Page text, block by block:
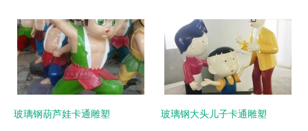
玻璃钢葫芦娃卡通雕塑 玻璃钢大头儿子卡通雕塑